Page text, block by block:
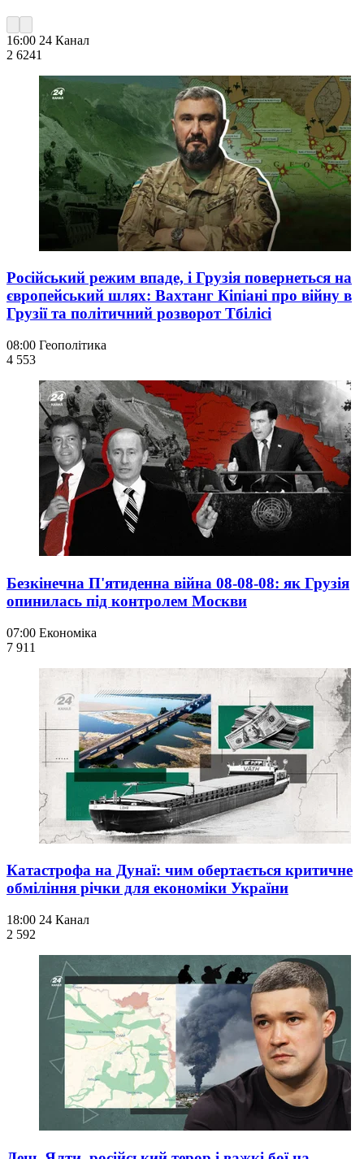
16:00 24 Канал
2 6241
Російський режим впаде, і Грузія повернеться на
європейський шлях: Вахтанг Кіпіані про війну в
Грузії та політичний розворот Тбілісі
08:00 Геополітика
4 553
Безкінечна П'ятиденна війна 08-08-08: як Грузія
опинилась під контролем Москви
07:00 Економіка
7 911
Катастрофа на Дунаї: чим обертається критичне
обміління річки для економіки України
18:00 24 Канал
2 592